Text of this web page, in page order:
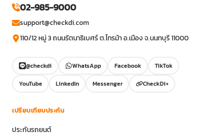
02-985-9000
support@checkdi.com
110/12 หมู่ 3 ถนนรัตนาธิเบศร์ ต.ไทรม้า อ.เมือง จ.นนทบุรี 11000
@checkdi WhatsApp Facebook
TikTok
YouTube
LinkedIn Messenger CheckDi+
เปรียบเทียบประกัน
ประกันรถยนต์